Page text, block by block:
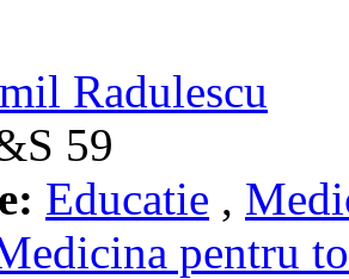
Radulescu
59
Educatie ,
pentru